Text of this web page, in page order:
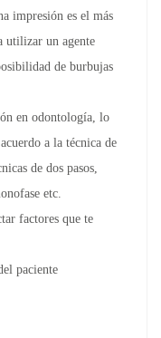
impresión es el más
utilizar un agente
de burbujas
en odontología, lo
a la técnica de
de dos pasos,
etc.
factores que te
paciente